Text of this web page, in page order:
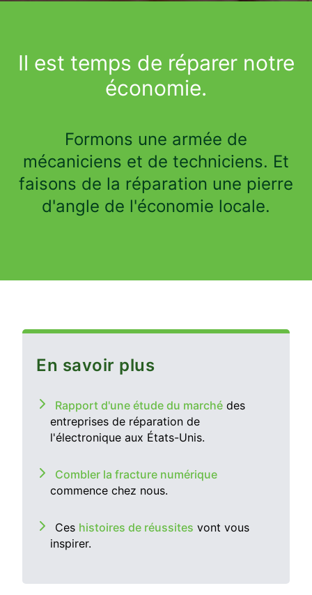
Il est temps de réparer notre
économie.
Formons une armée de
mécaniciens et de techniciens. Et
faisons de la réparation une pierre
d'angle de l'économie locale.
En savoir plus
Rapport d'une étude du marché des
entreprises de réparation de
l'électronique aux États-Unis.
Combler la fracture numérique
commence chez nous.
Ces histoires de réussites vont vous
inspirer.